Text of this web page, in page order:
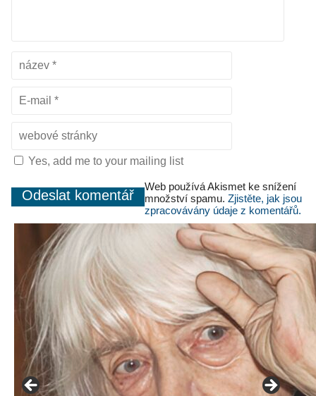
Yes, add me to your mailing list
Web používá Akismet ke snížení
množství spamu. Zjistěte, jak jsou
zpracovávány údaje z komentářů.